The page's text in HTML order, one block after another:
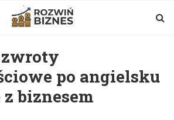
zwroty
po angielsku
biznesem